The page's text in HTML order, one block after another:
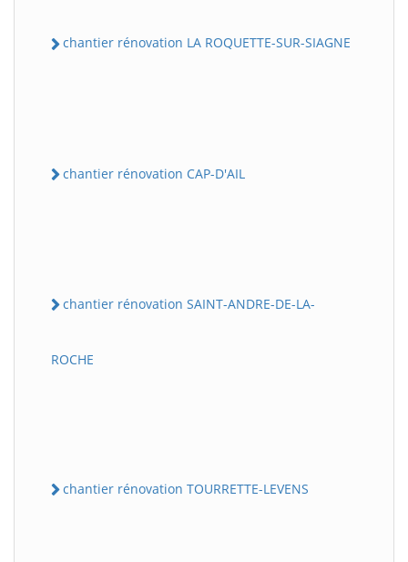
chantier rénovation LA ROQUETTE-SUR-SIAGNE
chantier rénovation CAP-D'AIL
chantier rénovation SAINT-ANDRE-DE-LA-
ROCHE
chantier rénovation TOURRETTE-LEVENS